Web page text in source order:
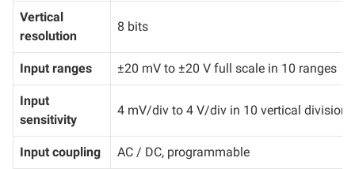
Vertical
resolution
8 bits
Input ranges ±20 mV to ±20 V full scale in 10 ranges
Input
sensitivity
4 mV/div to 4 V/div in 10 vertical divisions
Input coupling AC / DC, programmable